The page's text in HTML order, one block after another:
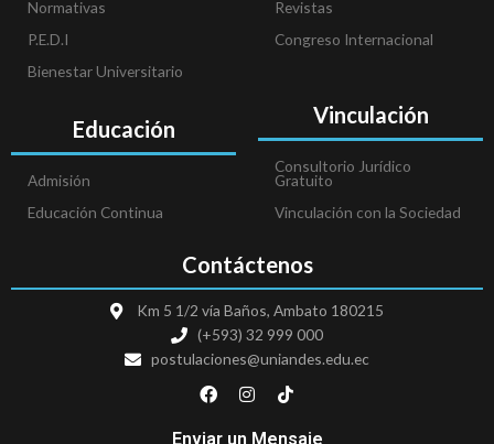
Normativas
P.E.D.I
Bienestar Universitario
Educación
Admisión
Educación Continua
Revistas
Congreso Internacional
Vinculación
Consultorio Jurídico
Gratuito
Vinculación con la Sociedad
Contáctenos
Km 5 1/2 vía Baños, Ambato 180215
(+593) 32 999 000
postulaciones@uniandes.edu.ec
F
a
e
I
n
t
T
i
t
Enviar un Mensaje